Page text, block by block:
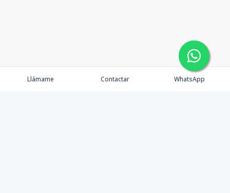
Llámame Contactar WhatsApp